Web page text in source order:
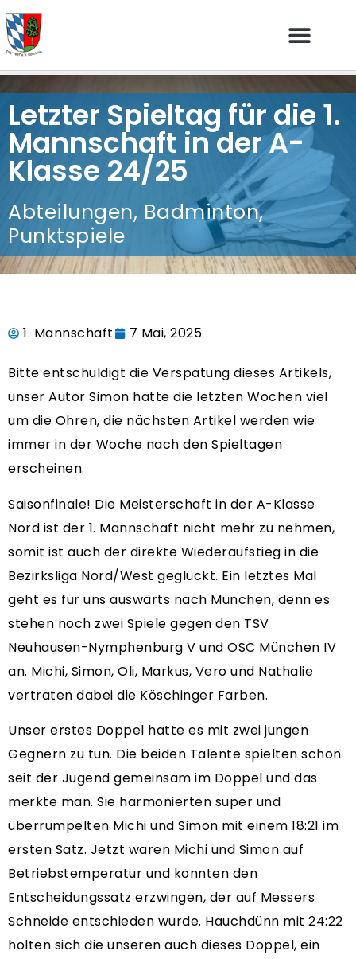
Letzter Spieltag für die 1.
Mannschaft in der A-
Klasse 24/25
Abteilungen, Badminton,
Punktspiele
1. Mannschaft 7 Mai, 2025
Bitte entschuldigt die Verspätung dieses Artikels,
unser Autor Simon hatte die letzten Wochen viel
um die Ohren, die nächsten Artikel werden wie
immer in der Woche nach den Spieltagen
erscheinen.
Saisonfinale! Die Meisterschaft in der A-Klasse
Nord ist der 1. Mannschaft nicht mehr zu nehmen,
somit ist auch der direkte Wiederaufstieg in die
Bezirksliga Nord/West geglückt. Ein letztes Mal
geht es für uns auswärts nach München, denn es
stehen noch zwei Spiele gegen den TSV
Neuhausen-Nymphenburg V und OSC München IV
an. Michi, Simon, Oli, Markus, Vero und Nathalie
vertraten dabei die Köschinger Farben.
Unser erstes Doppel hatte es mit zwei jungen
Gegnern zu tun. Die beiden Talente spielten schon
seit der Jugend gemeinsam im Doppel und das
merkte man. Sie harmonierten super und
überrumpelten Michi und Simon mit einem 18:21 im
ersten Satz. Jetzt waren Michi und Simon auf
Betriebstemperatur und konnten den
Entscheidungssatz erzwingen, der auf Messers
Schneide entschieden wurde. Hauchdünn mit 24:22
holten sich die unseren auch dieses Doppel, ein